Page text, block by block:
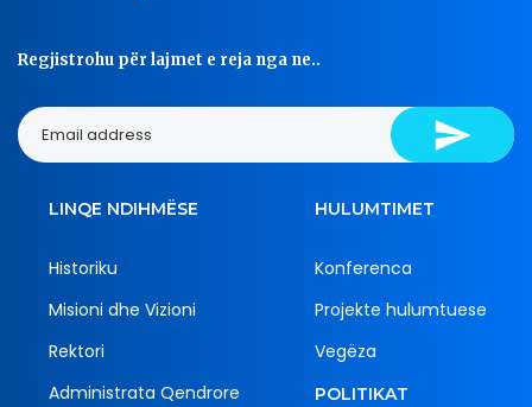
Regjistrohu për lajmet e reja nga ne..
LINQE NDIHMËSE
Historiku
Misioni dhe Vizioni
Rektori
Administrata Qendrore
HULUMTIMET
Konferenca
Projekte hulumtuese
Vegëza
POLITIKAT